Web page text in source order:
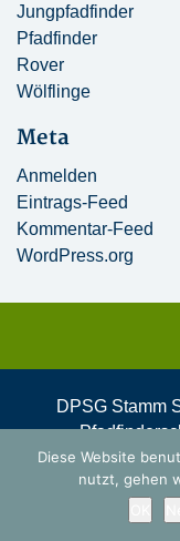
Jungpfadfinder
Pfadfinder
Rover
Wölflinge
Meta
Anmelden
Eintrags-Feed
Kommentar-Feed
WordPress.org
DPSG Stamm
Theme mit
Diese Website
nutzt, gehen